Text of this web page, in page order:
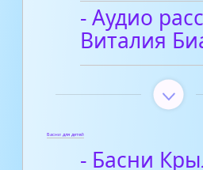
- Аудио
Виталия
Басни для детей
- Басни